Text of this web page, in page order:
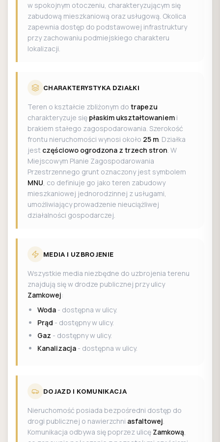
w spokojnym otoczeniu, charakteryzującym się
zabudową mieszkaniową oraz usługową. Okolica
zapewnia dostęp do podstawowej infrastruktury
przy zachowaniu podmiejskiego charakteru
lokalizacji.
CHARAKTERYSTYKA DZIAŁKI
Teren o kształcie zbliżonym do trapezu
charakteryzuje się płaskim ukształtowaniem i
brakiem stałego zagospodarowania. Szerokość
frontu nieruchomości wynosi około 25 m. Działka
jest częściowo ogrodzona z trzech stron. W
Miejscowym Planie Zagospodarowania
Przestrzennego grunt oznaczony jest symbolem
MNU, co definiuje go jako teren zabudowy
mieszkaniowej jednorodzinnej z usługami,
umożliwiający prowadzenie nieuciążliwej
działalności gospodarczej.
MEDIA I UZBROJENIE
Wszystkie media niezbędne do uzbrojenia terenu
znajdują się w drodze publicznej przy ulicy
Zamkowej:
Woda - dostępna w ulicy.
Prąd - dostępny w ulicy.
Gaz - dostępny w ulicy.
Kanalizacja - dostępna w ulicy.
DOJAZD I KOMUNIKACJA
Nieruchomość posiada bezpośredni dostęp do
drogi publicznej o nawierzchni asfaltowej.
Komunikacja odbywa się poprzez ulicę Zamkową,